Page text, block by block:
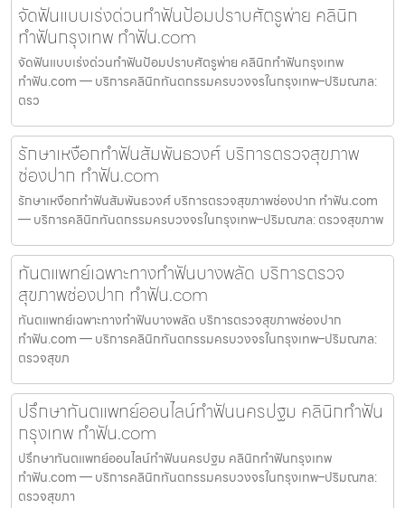
จัดฟันแบบเร่งด่วนทำฟันป้อมปราบศัตรูพ่าย คลินิก
ทำฟันกรุงเทพ ทำฟัน.com
จัดฟันแบบเร่งด่วนทำฟันป้อมปราบศัตรูพ่าย คลินิกทำฟันกรุงเทพ
ทำฟัน.com — บริการคลินิกทันตกรรมครบวงจรในกรุงเทพ–ปริมณฑล:
ตรว
รักษาเหงือกทำฟันสัมพันธวงศ์ บริการตรวจสุขภาพ
ช่องปาก ทำฟัน.com
รักษาเหงือกทำฟันสัมพันธวงศ์ บริการตรวจสุขภาพช่องปาก ทำฟัน.com
— บริการคลินิกทันตกรรมครบวงจรในกรุงเทพ–ปริมณฑล: ตรวจสุขภาพ
ทันตแพทย์เฉพาะทางทำฟันบางพลัด บริการตรวจ
สุขภาพช่องปาก ทำฟัน.com
ทันตแพทย์เฉพาะทางทำฟันบางพลัด บริการตรวจสุขภาพช่องปาก
ทำฟัน.com — บริการคลินิกทันตกรรมครบวงจรในกรุงเทพ–ปริมณฑล:
ตรวจสุขภ
ปรึกษาทันตแพทย์ออนไลน์ทำฟันนครปฐม คลินิกทำฟัน
กรุงเทพ ทำฟัน.com
ปรึกษาทันตแพทย์ออนไลน์ทำฟันนครปฐม คลินิกทำฟันกรุงเทพ
ทำฟัน.com — บริการคลินิกทันตกรรมครบวงจรในกรุงเทพ–ปริมณฑล:
ตรวจสุขภา